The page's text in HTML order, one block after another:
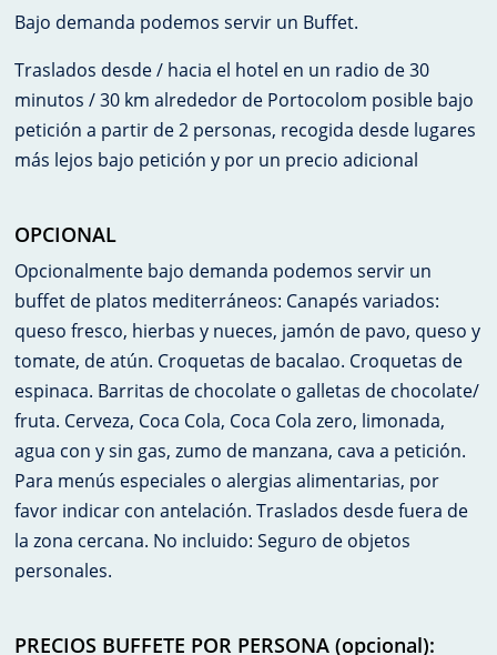
Bajo demanda podemos servir un Buffet.
Traslados desde / hacia el hotel en un radio de 30
minutos / 30 km alrededor de Portocolom posible bajo
petición a partir de 2 personas, recogida desde lugares
más lejos bajo petición y por un precio adicional
OPCIONAL
Opcionalmente bajo demanda podemos servir un
buffet de platos mediterráneos: Canapés variados:
queso fresco, hierbas y nueces, jamón de pavo, queso y
tomate, de atún. Croquetas de bacalao. Croquetas de
espinaca. Barritas de chocolate o galletas de chocolate/
fruta. Cerveza, Coca Cola, Coca Cola zero, limonada,
agua con y sin gas, zumo de manzana, cava a petición.
Para menús especiales o alergias alimentarias, por
favor indicar con antelación. Traslados desde fuera de
la zona cercana. No incluido: Seguro de objetos
personales.
PRECIOS BUFFETE POR PERSONA (opcional):